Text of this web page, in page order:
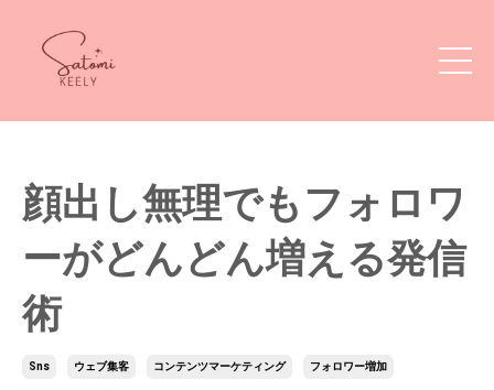
顔出し無理でもフォロワ
ーがどんどん増える発信
術
Sns ウェブ集客 コンテンツマーケティング フォロワー増加